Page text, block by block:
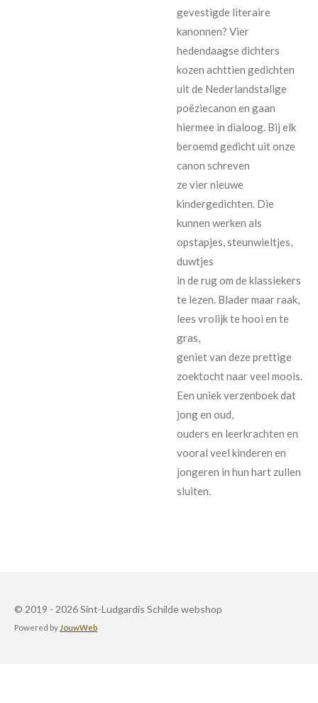
gevestigde literaire
kanonnen? Vier
hedendaagse dichters
kozen achttien gedichten
uit de Nederlandstalige
poëziecanon en gaan
hiermee in dialoog. Bij elk
beroemd gedicht uit onze
canon schreven
ze vier nieuwe
kindergedichten. Die
kunnen werken als
opstapjes, steunwieltjes,
duwtjes
in de rug om de klassiekers
te lezen. Blader maar raak,
lees vrolijk te hooi en te
gras,
geniet van deze prettige
zoektocht naar veel moois.
Een uniek verzenboek dat
jong en oud,
ouders en leerkrachten en
vooral veel kinderen en
jongeren in hun hart zullen
sluiten.
© 2019 - 2026 Sint-Ludgardis Schilde webshop
Powered by JouwWeb